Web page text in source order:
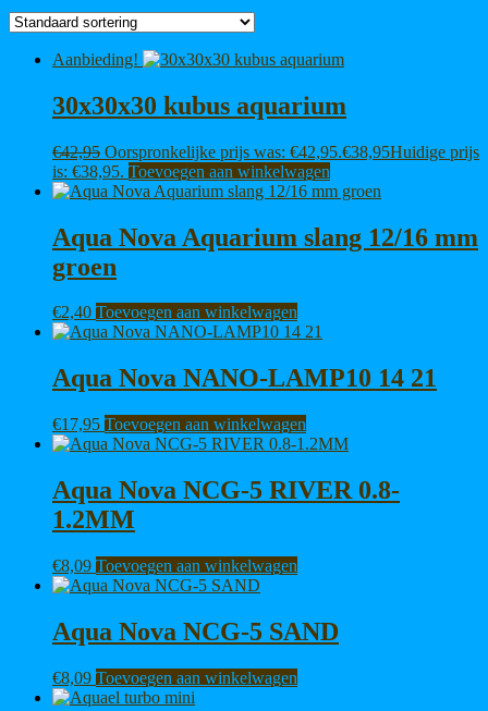
Aanbieding!
30x30x30 kubus aquarium
€42,95 Oorspronkelijke prijs was: €42,95.€38,95Huidige prijs
is: €38,95. Toevoegen aan winkelwagen
Aqua Nova Aquarium slang 12/16 mm
groen
€2,40 Toevoegen aan winkelwagen
Aqua Nova NANO-LAMP10 14 21
€17,95 Toevoegen aan winkelwagen
Aqua Nova NCG-5 RIVER 0.8-
1.2MM
€8,09 Toevoegen aan winkelwagen
Aqua Nova NCG-5 SAND
€8,09 Toevoegen aan winkelwagen